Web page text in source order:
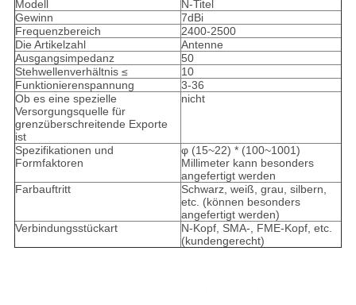
Modell
N-Titel
Gewinn
7dBi
Frequenzbereich
2400-2500
Die Artikelzahl
Antenne
Ausgangsimpedanz
50
Stehwellenverhältnis ≤
10
Funktionierenspannung
3-36
Ob es eine spezielle
Versorgungsquelle für
grenzüberschreitende Exporte
ist
nicht
Spezifikationen und
Formfaktoren
φ (15~22) * (100~1001)
Millimeter kann besonders
angefertigt werden
Farbauftritt
Schwarz, weiß, grau, silbern,
etc. (können besonders
angefertigt werden)
Verbindungsstückart
N-Kopf, SMA-, FME-Kopf, etc.
(kundengerecht)